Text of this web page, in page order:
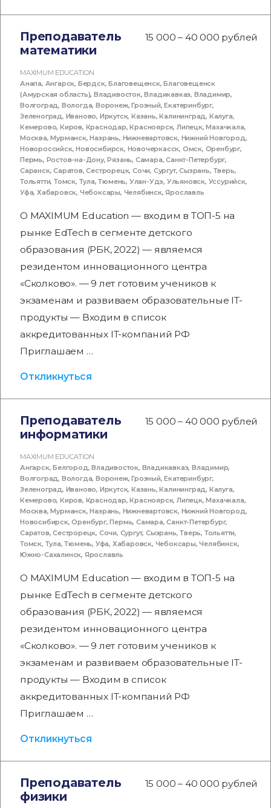
Преподаватель
математики
15 000 – 40 000 рублей
MAXIMUM EDUCATION
Анапа, Ангарск, Бердск,Благовещенск,Благовещенск
(Амурская область),Владивосток,Владикавказ, Владимир,
Волгоград, Вологда,Воронеж,Грозный,Екатеринбург,
Зеленоград, Иваново, Иркутск,Казань,Калининград, Калуга,
Кемерово,Киров, Краснодар,Красноярск,Липецк,Махачкала,
Москва,Мурманск,Назрань, Нижневартовск, Нижний Новгород,
Новороссийск,Новосибирск, Новочеркасск, Омск, Оренбург,
Пермь, Ростов-на-Дону,Рязань, Самара,Санкт-Петербург,
Саранск,Саратов,Сестрорецк,Сочи, Сургут,Сызрань, Тверь,
Тольятти,Томск, Тула,Тюмень, Улан-Удэ, Ульяновск, Уссурийск,
Уфа,Хабаровск, Чебоксары, Челябинск,Ярославль
О MAXIMUM Education — входим в ТОП-5 на
рынке EdTech в сегменте детского
образования (РБК, 2022) — являемся
резидентом инновационного центра
«Сколково». — 9 лет готовим учеников к
экзаменам и развиваем образовательные IT-
продукты — Входим в список
аккредитованных IT-компаний РФ
Приглашаем …
Откликнуться
Преподаватель
информатики
15 000 – 40 000 рублей
MAXIMUM EDUCATION
Ангарск,Белгород,Владивосток, Владикавказ,Владимир,
Волгоград, Вологда,Воронеж,Грозный,Екатеринбург,
Зеленоград, Иваново, Иркутск,Казань,Калининград, Калуга,
Кемерово,Киров, Краснодар,Красноярск,Липецк,Махачкала,
Москва,Мурманск,Назрань, Нижневартовск, Нижний Новгород,
Новосибирск,Оренбург,Пермь,Самара,Санкт-Петербург,
Саратов,Сестрорецк, Сочи, Сургут,Сызрань,Тверь, Тольятти,
Томск, Тула,Тюмень, Уфа, Хабаровск, Чебоксары,Челябинск,
Южно-Сахалинск, Ярославль
О MAXIMUM Education — входим в ТОП-5 на
рынке EdTech в сегменте детского
образования (РБК, 2022) — являемся
резидентом инновационного центра
«Сколково». — 9 лет готовим учеников к
экзаменам и развиваем образовательные IT-
продукты — Входим в список
аккредитованных IT-компаний РФ
Приглашаем …
Откликнуться
Преподаватель
физики
15 000 – 40 000 рублей